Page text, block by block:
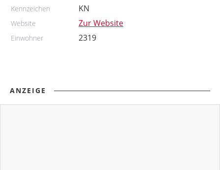
Kennzeichen KN
Website Zur Website
Einwohner 2319
ANZEIGE